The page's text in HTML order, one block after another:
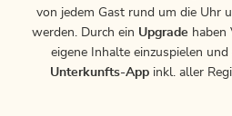
von jedem Gast rund um die Uhr
werden. Durch ein Upgrade haben
eigene Inhalte einzuspielen und
Unterkunfts-App inkl. aller